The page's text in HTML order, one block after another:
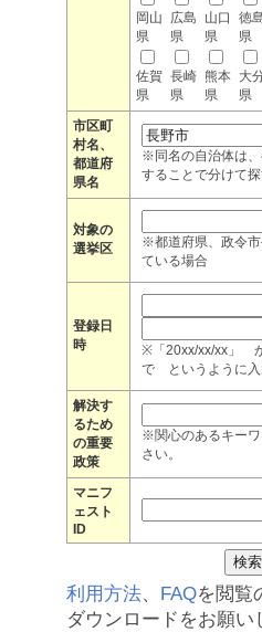
岡山
県
広島
県
山口
県
徳
県
佐賀
県
長崎
県
熊本
県
大
県
市区町
村名、
都道府
県名
※同名の自治体は
することで分けて探
対象の
選挙区
※都道府県、政令
ている場合
登録日
時
※「20xx/xx/xx」
で というように入
解決す
るため
の重要
政策
※関心のあるキー
さい。
マニフ
ェスト
ID
利用方法、 FAQを閲覧
ダウンロードをお願い